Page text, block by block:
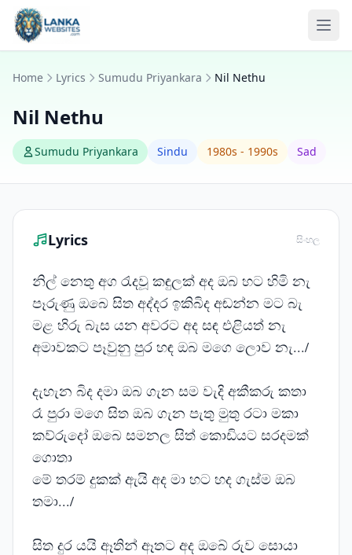
Skip to content
Home Lyrics Sumudu Priyankara Nil Nethu
Nil Nethu
Sumudu Priyankara Sindu 1980s - 1990s Sad
Lyrics සිංහල
නිල් නෙතු අග රැදවූ කඳුලක් අද ඔබ හට හිමි නැ
පෑරුණු ඔබෙ සිත අද්දර ඉකිබිද අඬන්න මට බැ
මළ හිරු බැස යන අවරට අද සඳ එළියත් නැ
අමාවකට පෑවුනු පුර හඳ ඔබ මගෙ ලොව නැ.../
දැහැන බිද දමා ඔබ ගැන සම වැදි අකීකරු කතා
රෑ පුරා මගෙ සිත ඔබ ගැන පැතු මුතු රටා මකා
කව්රුදෝ ඔබෙ සමනල සිත් කොඩියට සරදමක්
ගොතා
මේ තරම් දුකක් ඇයි අද මා හට හද ගැස්ම ඔබ
තමා.../
සිත දුර යයි ඈතින් ඈතට අද ඔබේ රුව සොයා